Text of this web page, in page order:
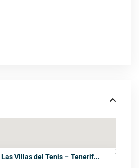
Las Villas del Tenis – Tenerif...